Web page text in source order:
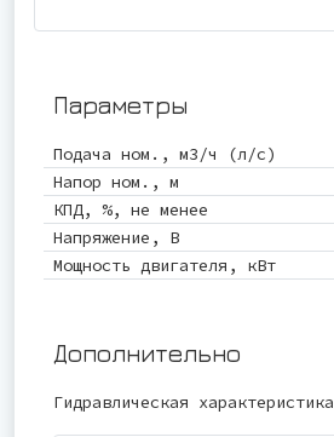
Параметры
Подача ном., м3/ч (л/с)
Напор ном., м
КПД, %, не менее
Напряжение, В
Мощность двигателя, кВт
Дополнительно
Гидравлическая характеристика